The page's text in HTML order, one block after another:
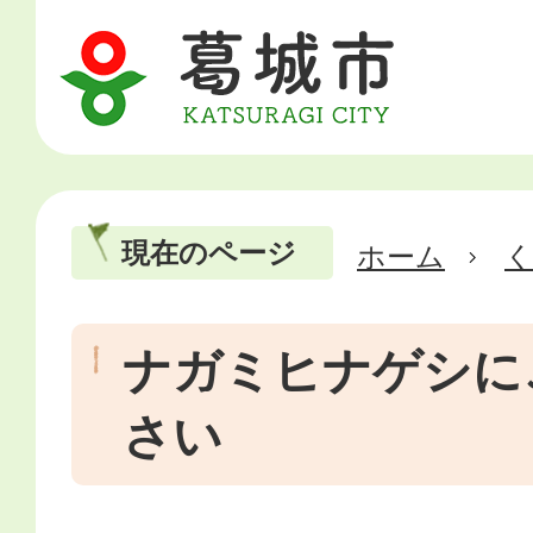
現在のページ ホーム
ナガミヒナゲシ
さい